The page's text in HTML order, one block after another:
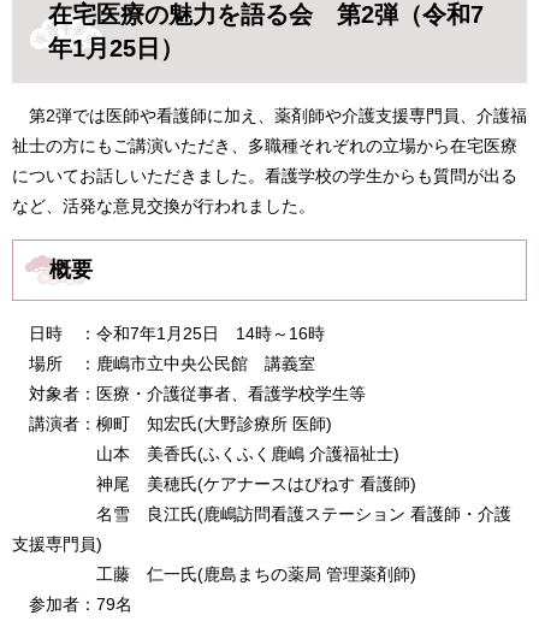
在宅医療の魅力を語る会 第2弾（令和7
年1月25日）
第2弾では医師や看護師に加え、薬剤師や介護支援専門員、介護福
祉士の方にもご講演いただき、多職種それぞれの立場から在宅医療
についてお話しいただきました。看護学校の学生からも質問が出る
など、活発な意見交換が行われました。
概要
​日時 ：令和7年1月25日 14時～16時
場所 ：鹿嶋市立中央公民館 講義室
対象者：医療・介護従事者、看護学校学生等
講演者：柳町 知宏氏(大野診療所 医師)
山本 美香氏(ふくふく鹿嶋 介護福祉士)
神尾 美穂氏(ケアナースはぴねす 看護師)
名雪 良江氏(鹿嶋訪問看護ステーション 看護師・介護
支援専門員)
工藤 仁一氏(鹿島まちの薬局 管理薬剤師)
参加者：79名